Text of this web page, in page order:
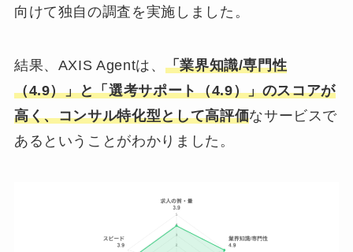
向けて独自の調査を実施しました。
結果、AXIS Agentは、 「業界知識/専門性
（4.9）」と「選考サポート（4.9）」のスコアが
高く、コンサル特化型として高評価なサービスで
あるということがわかりました。